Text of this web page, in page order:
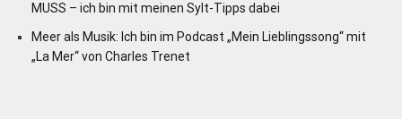
MUSS – ich bin mit meinen Sylt-Tipps dabei
Meer als Musik: Ich bin im Podcast „Mein Lieblingssong“ mit
„La Mer“ von Charles Trenet